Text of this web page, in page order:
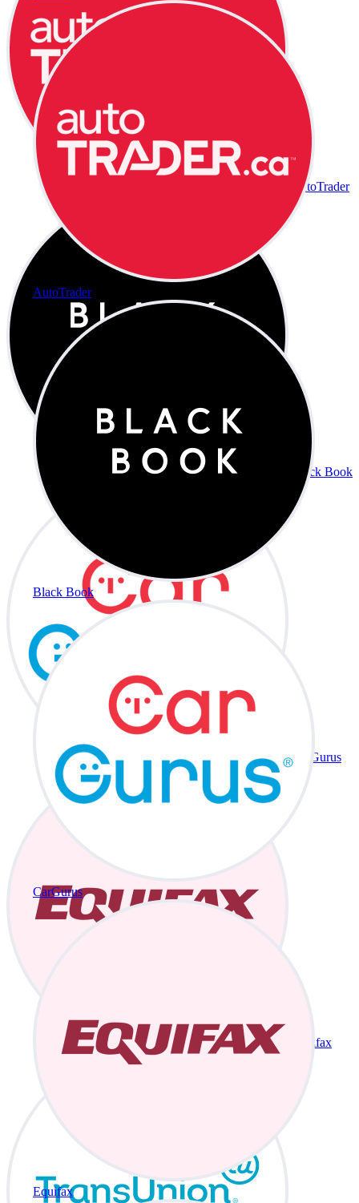
AutoTrader
Black Book
CarGurus
Equifax
AutoTrader
Black Book
CarGurus
Equifax